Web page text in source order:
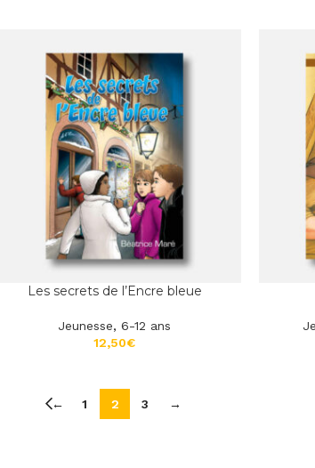
Les secrets de l’Encre bleue
Jeunesse,6-12 ans
€
← 1 2 3 →